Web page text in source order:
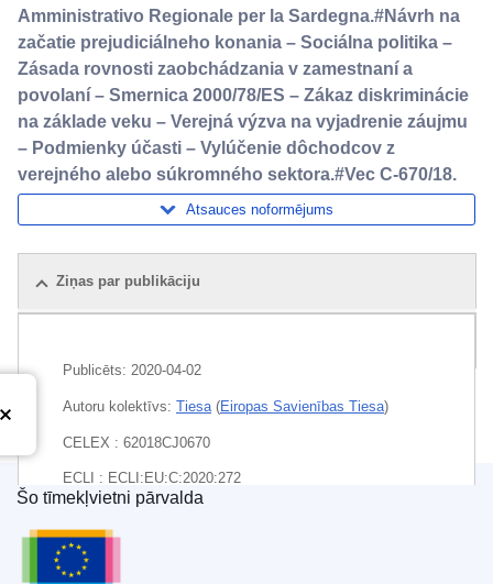
Amministrativo Regionale per la Sardegna.#Návrh na
začatie prejudiciálneho konania – Sociálna politika –
Zásada rovnosti zaobchádzania v zamestnaní a
povolaní – Smernica 2000/78/ES – Zákaz diskriminácie
na základe veku – Verejná výzva na vyjadrenie záujmu
– Podmienky účasti – Vylúčenie dôchodcov z
verejného alebo súkromného sektora.#Vec C-670/18.
Atsauces noformējums
Ziņas par publikāciju
Publicēts: 2020-04-02
Autoru kolektīvs: Tiesa (Eiropas Savienības Tiesa)
CELEX : 62018CJ0670
ECLI : ECLI:EU:C:2020:272
Eiropas Savienības Publikāciju birojs
Šo tīmekļvietni pārvalda